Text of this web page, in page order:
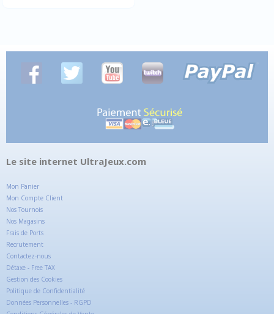
Le site internet UltraJeux.com
Mon Panier
Mon Compte Client
Nos Tournois
Nos Magasins
Frais de Ports
Recrutement
Contactez-nous
Détaxe - Free TAX
Gestion des Cookies
Politique de Confidentialité
Données Personnelles - RGPD